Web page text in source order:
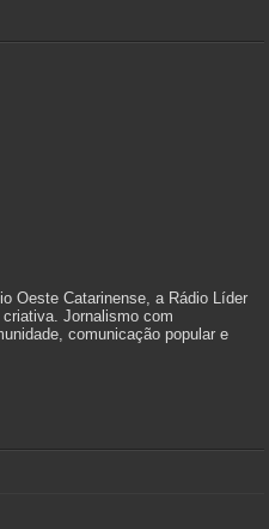
Oeste Catarinense, a Rádio Líder
Jornalismo com
comunicação popular e